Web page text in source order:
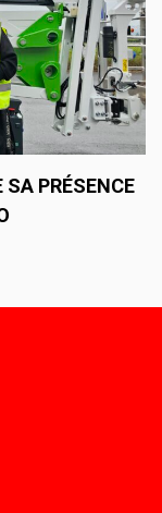
PRÉSENCE